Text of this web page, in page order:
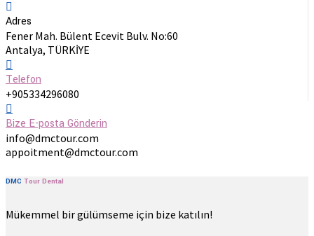
Adres
Fener Mah. Bülent Ecevit Bulv. No:60
Antalya, TÜRKİYE
Telefon
+905334296080
Bize E-posta Gönderin
info@dmctour.com
appoitment@dmctour.com
DMC Tour Dental
Mükemmel bir gülümseme için bize katılın!